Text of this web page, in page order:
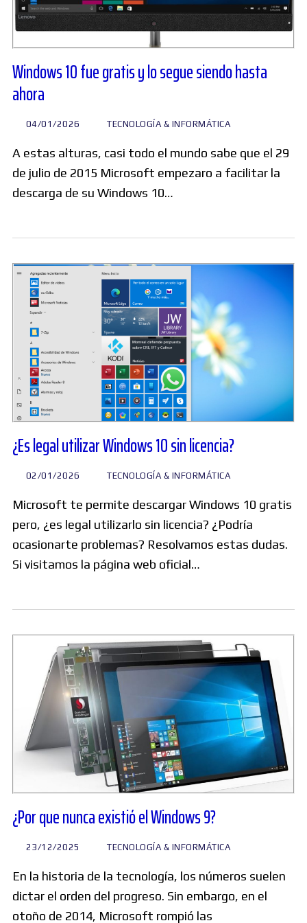
Windows 10 fue gratis y lo segue siendo hasta
ahora
04/01/2026 TECNOLOGÍA & INFORMÁTICA
A estas alturas, casi todo el mundo sabe que el 29
de julio de 2015 Microsoft empezaro a facilitar la
descarga de su Windows 10…
¿Es legal utilizar Windows 10 sin licencia?
02/01/2026 TECNOLOGÍA & INFORMÁTICA
Microsoft te permite descargar Windows 10 gratis
pero, ¿es legal utilizarlo sin licencia? ¿Podría
ocasionarte problemas? Resolvamos estas dudas.
Si visitamos la página web oficial…
¿Por que nunca existió el Windows 9?
23/12/2025 TECNOLOGÍA & INFORMÁTICA
En la historia de la tecnología, los números suelen
dictar el orden del progreso. Sin embargo, en el
otoño de 2014, Microsoft rompió las